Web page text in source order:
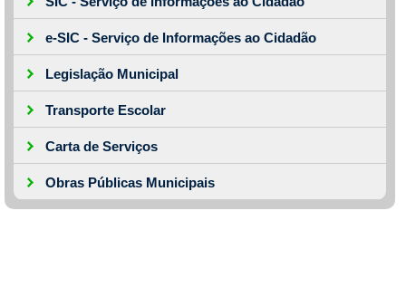
e-SIC - Serviço de Informações ao Cidadão
Legislação Municipal
Transporte Escolar
Carta de Serviços
Obras Públicas Municipais